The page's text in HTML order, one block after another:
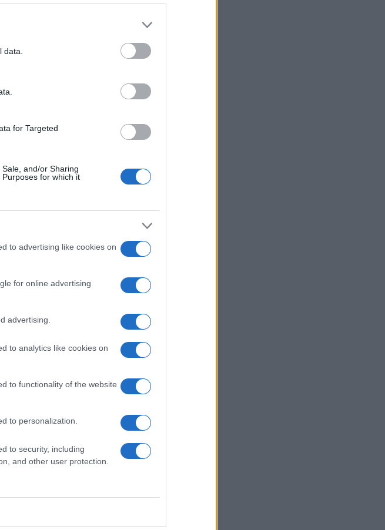
for Targeted
and/or Sharing
for which it
to advertising like cookies on
for online advertising
advertising.
to analytics like cookies on
to functionality of the website
to personalization.
to security, including
and other user protection.
az idén már csaknem
- közölte a MÁV
(TIM) kérésére a
túl még
érdekében a
június 8-a szerda
MTI-hez